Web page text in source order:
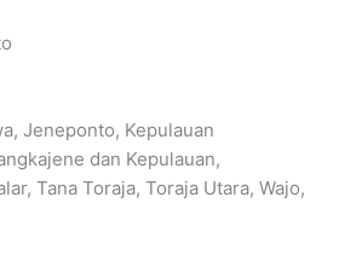
Jeneponto, Kepulauan
dan Kepulauan,
Tana Toraja, Toraja Utara, Wajo,